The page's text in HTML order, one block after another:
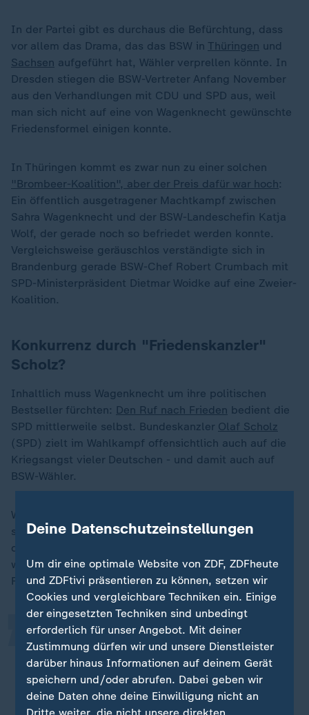
In der Partei gibt es durchaus die Befürchtung, dass
vor allem das Drama, das das BSW in Thüringen und
Sachsen aufgeführt hat, Wähler verprellen könnte. In
Dresden stiegen die BSW-Vertreter Anfang November
aus den Verhandlungen mit CDU und SPD aus, weil
man sich nicht auf eine von Wagenknecht gewünschte
Friedensformel einigen konnte.
In Thüringen kommt es zwar nun zu einer solchen
"Brombeer-Koalition", aber der Preis dafür war hoch:
Ein öffentlich ausgetragener Machtkampf zwischen
Sahra Wagenknecht und der BSW-Landeschefin Katja
Wolf, der gerade noch so befriedet werden konnte.
Vergleichsweise geräuschlos verständigte sich in
Brandenburg gerade BSW-Chef Robert Crumbach mit
SPD-Ministerpräsident Dietmar Woidke auf eine Zweier-
Koalition.
Konkurrenz durch "Friedenskanzler"
Scholz?
Inhaltlich muss Wagenknecht um ihre politischen
Bestseller fürchten: Den Ruf nach Frieden bedient die
SPD mittlerweile selbst. Bundeskanzler Olaf Scholz
(SPD) zielt im Wahlkampf offensichtlich auch auf die
Kriegsangst vieler Deutschen - und damit auch auf
BSW-Wähler.
Wagenknecht spielt das herunter. Scholz habe
schließlich mit seiner Kiew-Reise gerade erst wieder
dokumentiert, dass ihm weitere Waffenlieferungen
wichtiger seien als ein schneller Waffenstillstand und
Friedensverhandlungen.
Deshalb geht die Geschichte vom
Friedenskanzler auch einfach nicht
auf, weil sie nicht der Realität
entspricht und das sehen die Leute
„
Deine Datenschutzeinstellungen
Um dir eine optimale Website von ZDF, ZDFheute
und ZDFtivi präsentieren zu können, setzen wir
Cookies und vergleichbare Techniken ein. Einige
der eingesetzten Techniken sind unbedingt
erforderlich für unser Angebot. Mit deiner
Zustimmung dürfen wir und unsere Dienstleister
darüber hinaus Informationen auf deinem Gerät
speichern und/oder abrufen. Dabei geben wir
deine Daten ohne deine Einwilligung nicht an
Dritte weiter, die nicht unsere direkten